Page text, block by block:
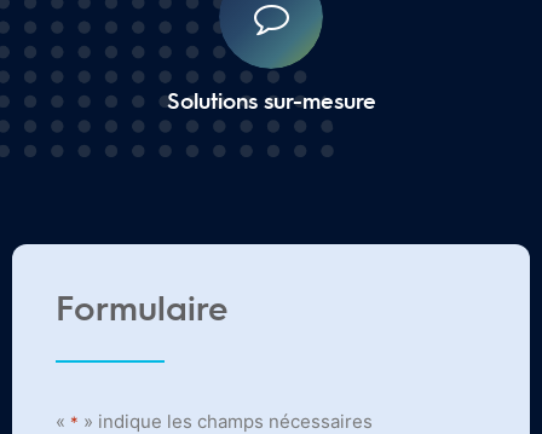
Solutions sur-mesure
Formulaire
« * » indique les champs nécessaires